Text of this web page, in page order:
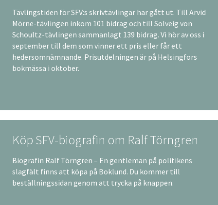
Tävlingstiden för SFV:s skrivtävlingar har gått ut. Till Arvid
Mörne-tävlingen inkom 101 bidrag och till Solveig von
Schoultz-tävlingen sammanlagt 139 bidrag. Vi hör av oss i
september till dem som vinner ett pris eller får ett
hedersomnämnande. Prisutdelningen är på Helsingfors
bokmässa i oktober.
Köp SFV-biografin om Ralf Törngren
Biografin Ralf Törngren – En gentleman på politikens
slagfält finns att köpa på Boklund. Du kommer till
beställningssidan genom att trycka på knappen.